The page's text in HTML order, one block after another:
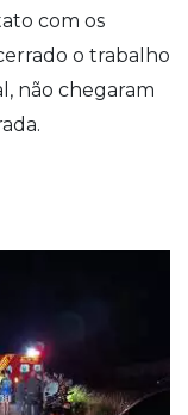
com os
o trabalho
não chegaram